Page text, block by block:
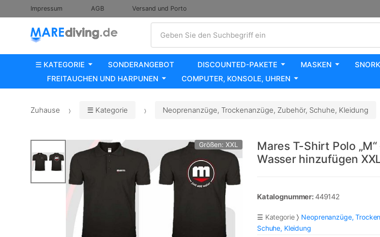
Impressum AGB Versand und Porto
Geben Sie den Suchbegriff ein
☰ KATEGORIE SONDERANGEBOT DISCOUNTED-PAKETE MASKEN
FREITAUCHEN UND HARPUNEN
COMPUTER, KONSOLE, UHREN
Zuhause ☰ Kategorie Neoprenanzüge, Trockenanzüge, Zubehör, Schuhe, Kleidung
Größen: XXL
Mares T-Shirt Polo
Wasser hinzufügen
Katalognummer: 449142
☰ Kategorie
Neoprenanzüge,
Schuhe, Kleidung